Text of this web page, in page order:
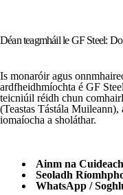
Déan teagmháil le GF Steel:
Is monaróir agus
ardfheidhmíochta é GF
teicniúil réidh chun
(Teastas Tástála Muileann),
iomaíocha a sholáthar.
Ainm na
Seoladh
WhatsApp /